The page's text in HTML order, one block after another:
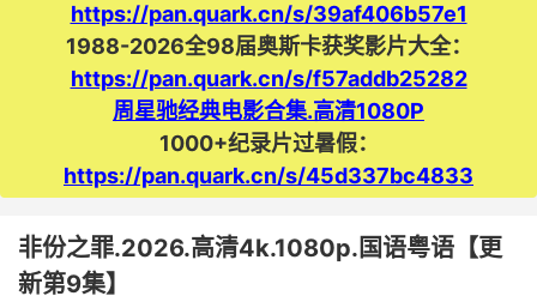
https://pan.quark.cn/s/39af406b57e1
1988-2026全98届奥斯卡获奖影片大全：
https://pan.quark.cn/s/f57addb25282
周星驰经典电影合集.高清1080P
1000+纪录片过暑假：
https://pan.quark.cn/s/45d337bc4833
非份之罪‎.2026.高清4k.1080p.国语粤语【更
新第9集】